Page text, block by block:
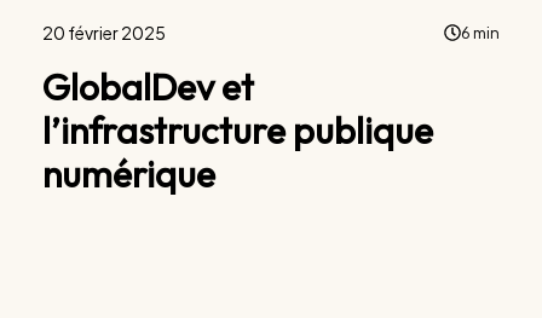
20 février 2025 6 min
GlobalDev et
l’infrastructure publique
numérique